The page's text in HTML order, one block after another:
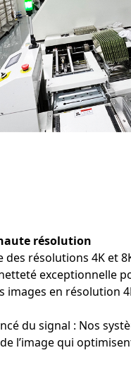
résolution
des résolutions 4K et
netteté exceptionnelle
images en résolution
du signal : Nos
l’image qui